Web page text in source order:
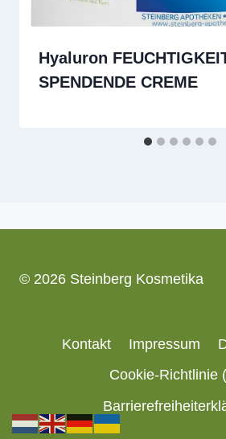
Hyaluron
SPENDENDE CREME
© 2026 Steinberg Kosmetika
Kontakt Impressum
Cookie-Richtlinie